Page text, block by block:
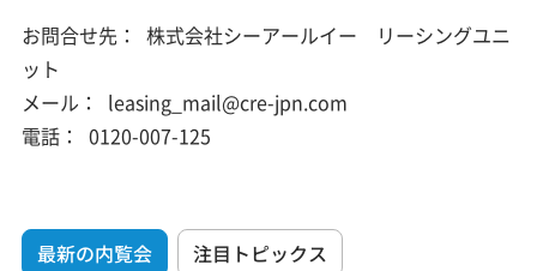
お問合せ先：
株式会社シーアールイー リーシングユニ
ット
メール：
leasing_mail@cre-jpn.com
電話：
0120-007-125
最新の内覧会 注目トピックス